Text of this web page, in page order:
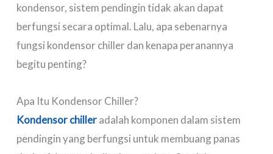
kondensor, sistem pendingin tidak akan dapat
berfungsi secara optimal. Lalu, apa sebenarnya
fungsi kondensor chiller dan kenapa peranannya
begitu penting?
Apa Itu Kondensor Chiller?
Kondensor chilleradalah komponen dalam sistem
pendingin yang berfungsi untuk membuang panas